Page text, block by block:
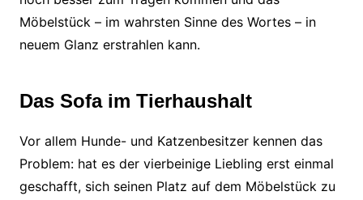
Möbelstück – im wahrsten Sinne des Wortes – in
neuem Glanz erstrahlen kann.
Das Sofa im Tierhaushalt
Vor allem Hunde- und Katzenbesitzer kennen das
Problem: hat es der vierbeinige Liebling erst einmal
geschafft, sich seinen Platz auf dem Möbelstück zu